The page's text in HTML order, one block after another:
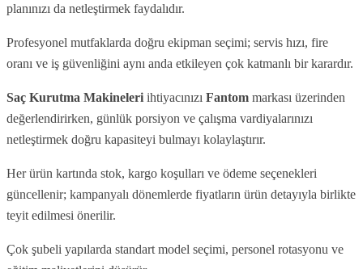
planınızı da netleştirmek faydalıdır.
Profesyonel mutfaklarda doğru ekipman seçimi; servis hızı, fire
oranı ve iş güvenliğini aynı anda etkileyen çok katmanlı bir karardır.
Saç Kurutma Makineleri ihtiyacınızı Fantom markası üzerinden
değerlendirirken, günlük porsiyon ve çalışma vardiyalarınızı
netleştirmek doğru kapasiteyi bulmayı kolaylaştırır.
Her ürün kartında stok, kargo koşulları ve ödeme seçenekleri
güncellenir; kampanyalı dönemlerde fiyatların ürün detayıyla birlikte
teyit edilmesi önerilir.
Çok şubeli yapılarda standart model seçimi, personel rotasyonu ve